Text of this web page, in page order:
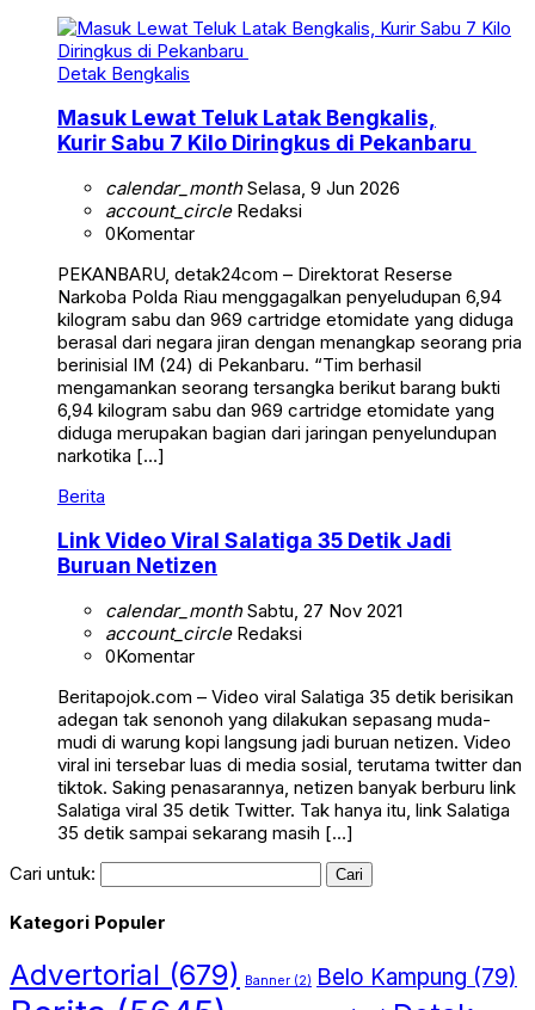
Detak Bengkalis
Masuk Lewat Teluk Latak Bengkalis,
Kurir Sabu 7 Kilo Diringkus di Pekanbaru
calendar_monthSelasa, 9 Jun 2026
account_circleRedaksi
0Komentar
PEKANBARU, detak24com – Direktorat Reserse
Narkoba Polda Riau menggagalkan penyeludupan 6,94
kilogram sabu dan 969 cartridge etomidate yang diduga
berasal dari negara jiran dengan menangkap seorang pria
berinisial IM (24) di Pekanbaru. “Tim berhasil
mengamankan seorang tersangka berikut barang bukti
6,94 kilogram sabu dan 969 cartridge etomidate yang
diduga merupakan bagian dari jaringan penyelundupan
narkotika […]
Berita
Link Video Viral Salatiga 35 Detik Jadi
Buruan Netizen
calendar_monthSabtu, 27 Nov 2021
account_circleRedaksi
0Komentar
Beritapojok.com – Video viral Salatiga 35 detik berisikan
adegan tak senonoh yang dilakukan sepasang muda-
mudi di warung kopi langsung jadi buruan netizen. Video
viral ini tersebar luas di media sosial, terutama twitter dan
tiktok. Saking penasarannya, netizen banyak berburu link
Salatiga viral 35 detik Twitter. Tak hanya itu, link Salatiga
35 detik sampai sekarang masih […]
Cari untuk:
Kategori Populer
Advertorial (679) Banner (2) Belo Kampung (79)